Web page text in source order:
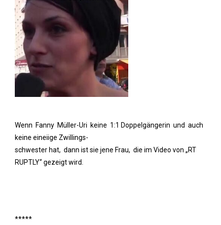
Wenn Fanny Müller-Uri keine 1:1 Doppelgängerin und auch
keine eineiige Zwillings-
schwester hat, dann ist sie jene Frau, die im Video von „RT
RUPTLY“ gezeigt wird.
*****